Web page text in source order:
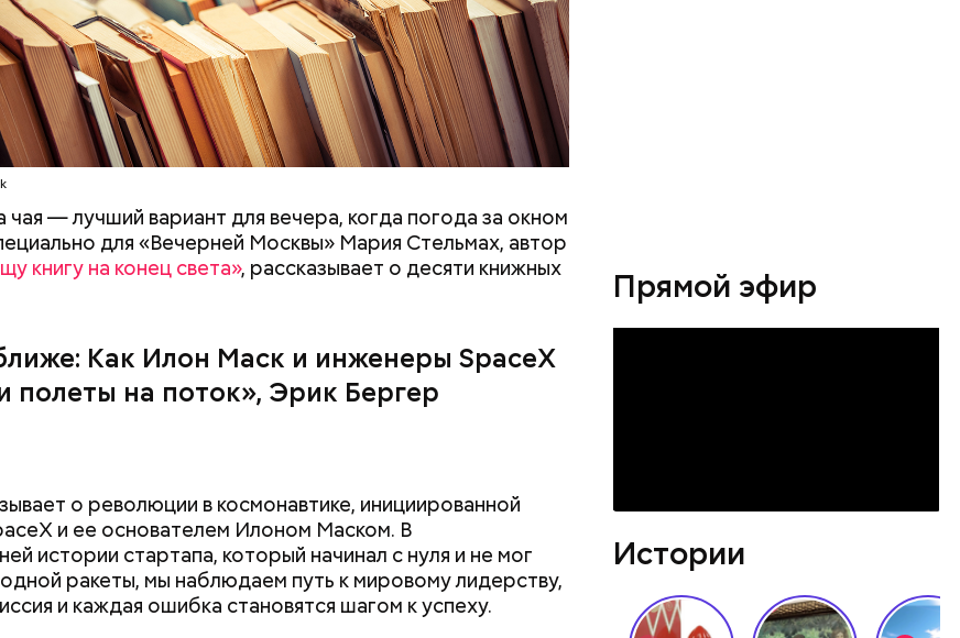
чая — лучший вариант для вечера, когда погода за окном
для «Вечерней Москвы» Мария Стельмах, автор
книгу на конец света», рассказывает о десяти книжных
Как Илон Маск и инженеры SpaceX
полеты на поток», Эрик Бергер
о революции в космонавтике, инициированной
и ее основателем Илоном Маском. В
истории стартапа, который начинал с нуля и не мог
одной ракеты, мы наблюдаем путь к мировому лидерству,
и каждая ошибка становятся шагом к успеху.
Прямой эфир
Истории